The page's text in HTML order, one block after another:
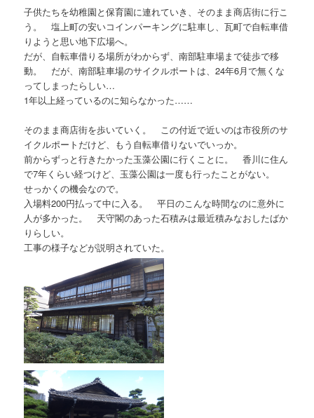
子供たちを幼稚園と保育園に連れていき、そのまま商店街に行こ
う。 塩上町の安いコインパーキングに駐車し、瓦町で自転車借
りようと思い地下広場へ。
だが、自転車借りる場所がわからず、南部駐車場まで徒歩で移
動。 だが、南部駐車場のサイクルポートは、24年6月で無くな
ってしまったらしい…
1年以上経っているのに知らなかった……
そのまま商店街を歩いていく。 この付近で近いのは市役所のサ
イクルポートだけど、もう自転車借りないでいっか。
前からずっと行きたかった玉藻公園に行くことに。 香川に住ん
で7年くらい経つけど、玉藻公園は一度も行ったことがない。
せっかくの機会なので。
入場料200円払って中に入る。 平日のこんな時間なのに意外に
人が多かった。 天守閣のあった石積みは最近積みなおしたばか
りらしい。
工事の様子などが説明されていた。